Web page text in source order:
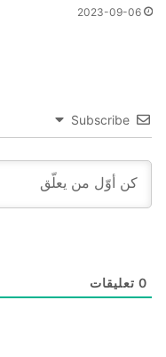
2023-09-06
Subscribe
0 تعليقات